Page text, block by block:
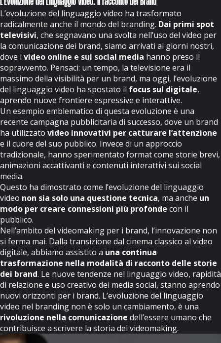
L’evoluzione del linguaggio video ha trasformato
radicalmente anche il mondo del branding. Dai primi spot
televisivi, che segnavano una svolta nell’uso del video per
la comunicazione dei brand, siamo arrivati ai giorni nostri,
dove i video online e sui social media hanno preso il
sopravvento. Pensaci: un tempo, la televisione era il
massimo della visibilità per un brand, ma oggi, l’evoluzione
del linguaggio video ha spostato il focus sul digitale,
aprendo nuove frontiere espressive e interattive.
Un esempio emblematico di questa evoluzione è una
recente campagna pubblicitaria di successo, dove un brand
ha utilizzato video innovativi per catturare l’attenzione
e il cuore del suo pubblico. Invece di un approccio
tradizionale, hanno sperimentato format come storie brevi,
animazioni accattivanti e contenuti interattivi sui social
media.
Questo ha dimostrato come l’evoluzione del linguaggio
video non sia solo una questione tecnica, ma anche un
modo per creare connessioni più profonde con il
pubblico.
Nell’ambito del videomaking per i brand, l’innovazione non
si ferma mai. Dalla transizione dal cinema classico al video
digitale, abbiamo assistito a una continua
trasformazione nella modalità di racconto delle storie
dei brand. Le nuove tendenze nel linguaggio video, rapidità
di relazione e uso creativo dei media social, stanno aprendo
nuovi orizzonti per i brand. L’evoluzione del linguaggio
video nel branding non è solo un cambiamento, è una
rivoluzione nella comunicazione dell’essere umano che
contribuisce a scrivere la storia del videomaking.